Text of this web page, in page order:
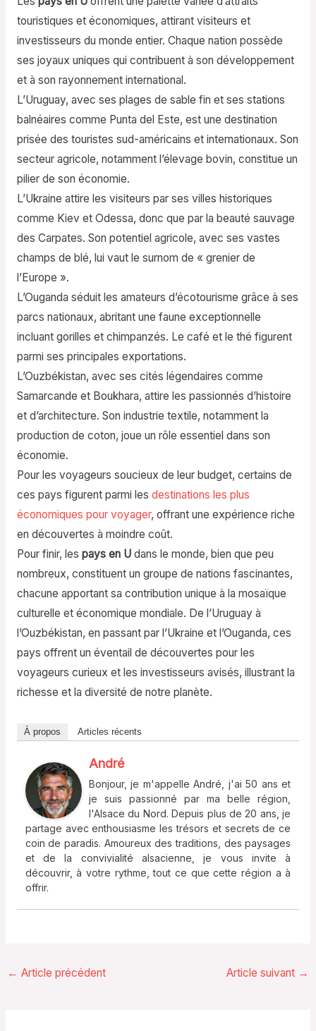
touristiques et économiques, attirant visiteurs et
investisseurs du monde entier. Chaque nation possède
ses joyaux uniques qui contribuent à son développement
et à son rayonnement international.
L’Uruguay, avec ses plages de sable fin et ses stations
balnéaires comme Punta del Este, est une destination
prisée des touristes sud-américains et internationaux. Son
secteur agricole, notamment l’élevage bovin, constitue un
pilier de son économie.
L’Ukraine attire les visiteurs par ses villes historiques
comme Kiev et Odessa, donc que par la beauté sauvage
des Carpates. Son potentiel agricole, avec ses vastes
champs de blé, lui vaut le surnom de « grenier de
l’Europe ».
L’Ouganda séduit les amateurs d’écotourisme grâce à ses
parcs nationaux, abritant une faune exceptionnelle
incluant gorilles et chimpanzés. Le café et le thé figurent
parmi ses principales exportations.
L’Ouzbékistan, avec ses cités légendaires comme
Samarcande et Boukhara, attire les passionnés d’histoire
et d’architecture. Son industrie textile, notamment la
production de coton, joue un rôle essentiel dans son
économie.
Pour les voyageurs soucieux de leur budget, certains de
ces pays figurent parmi les destinations les plus
économiques pour voyager, offrant une expérience riche
en découvertes à moindre coût.
Pour finir, les pays en Udans le monde, bien que peu
nombreux, constituent un groupe de nations fascinantes,
chacune apportant sa contribution unique à la mosaïque
culturelle et économique mondiale. De l’Uruguay à
l’Ouzbékistan, en passant par l’Ukraine et l’Ouganda, ces
pays offrent un éventail de découvertes pour les
voyageurs curieux et les investisseurs avisés, illustrant la
richesse et la diversité de notre planète.
À propos Articles récents
André
Bonjour, je m'appelle André, j'ai 50 ans et
je suis passionné par ma belle région,
l'Alsace du Nord. Depuis plus de 20 ans, je
partage avec enthousiasme les trésors et secrets de ce
coin de paradis. Amoureux des traditions, des paysages
et de la convivialité alsacienne, je vous invite à
découvrir, à votre rythme, tout ce que cette région a à
offrir.
← Article précédent Article suivant →